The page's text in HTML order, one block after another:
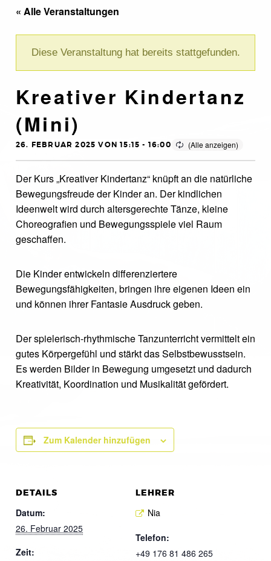
« Alle Veranstaltungen
Diese Veranstaltung hat bereits stattgefunden.
Kreativer Kindertanz
(Mini)
26. FEBRUAR 2025 VON 15:15 - 16:00
Der Kurs „Kreativer Kindertanz“ knüpft an die natürliche
Bewegungsfreude der Kinder an. Der kindlichen
Ideenwelt wird durch altersgerechte Tänze, kleine
Choreografien und Bewegungsspiele viel Raum
geschaffen.
Die Kinder entwickeln differenziertere
Bewegungsfähigkeiten, bringen ihre eigenen Ideen ein
und können ihrer Fantasie Ausdruck geben.
Der spielerisch-rhythmische Tanzunterricht vermittelt ein
gutes Körpergefühl und stärkt das Selbstbewusstsein.
Es werden Bilder in Bewegung umgesetzt und dadurch
Kreativität, Koordination und Musikalität gefördert.
Zum Kalender hinzufügen
DETAILS
Datum:
26. Februar 2025
Zeit:
LEHRER
Nia
Telefon:
+49 176 81 486 265